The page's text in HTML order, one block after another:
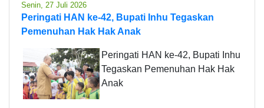
Senin, 27 Juli 2026
Peringati HAN ke-42, Bupati Inhu Tegaskan
Pemenuhan Hak Hak Anak
Peringati HAN ke-42, Bupati Inhu
Tegaskan Pemenuhan Hak Hak
Anak